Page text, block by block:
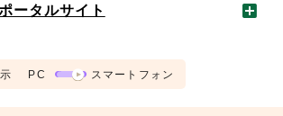
ータルサイト
PC スマートフォン